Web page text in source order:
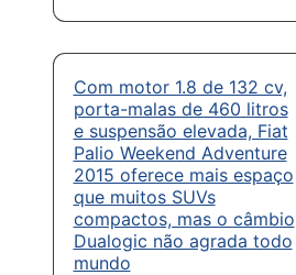
Com motor 1.8 de 132 cv,
porta-malas de 460 litros
e suspensão elevada, Fiat
Palio Weekend Adventure
2015 oferece mais espaço
que muitos SUVs
compactos, mas o câmbio
Dualogic não agrada todo
mundo